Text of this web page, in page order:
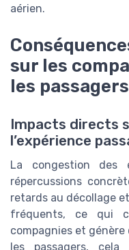
aérien.
sur les
les passagers
Impacts directs
l’expérience
La congestion des
répercussions
retards au décollage
fréquents, ce qui
compagnies et
les passagers,